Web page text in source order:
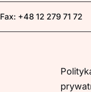
Fax: +48 12 279 71 72